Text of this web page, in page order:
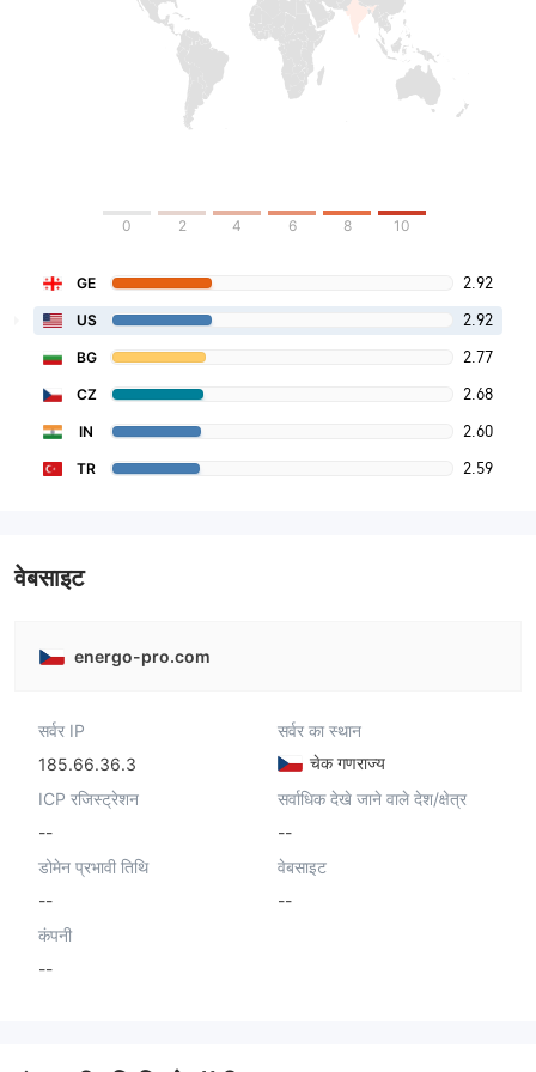
0 2 4 6 8 10
GE 2.92
US 2.92
BG 2.77
CZ 2.68
IN 2.60
TR 2.59
वेबसाइट
energo-pro.com
सर्वर IP
185.66.36.3
सर्वर का स्थान
चेक गणराज्य
ICP रजिस्ट्रेशन
--
सर्वाधिक देखे जाने वाले देश/क्षेत्र
--
डोमेन प्रभावी तिथि
--
वेबसाइट
--
कंपनी
--